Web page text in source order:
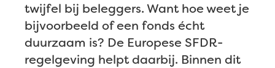
twijfel bij beleggers. Want hoe weet je
bijvoorbeeld of een fonds écht
duurzaam is? De Europese SFDR-
regelgeving helpt daarbij. Binnen dit